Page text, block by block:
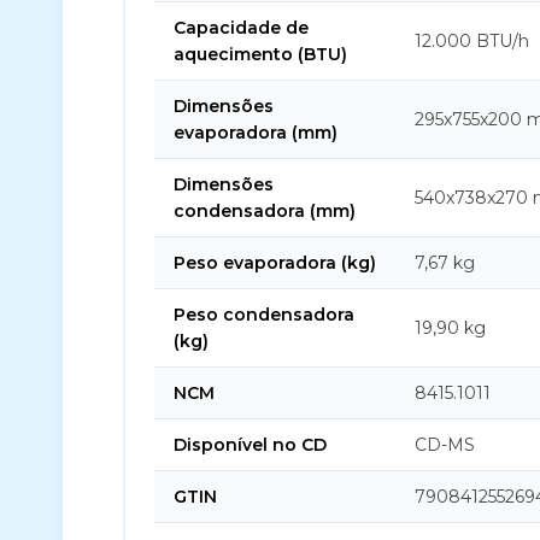
Capacidade de
aquecimento (BTU)
12.000 BTU/h
Dimensões
evaporadora (mm)
295x755x200
Dimensões
condensadora (mm)
540x738x270
Peso evaporadora (kg) 7,67 kg
Peso condensadora
(kg)
19,90 kg
NCM 8415.1011
Disponível no CD CD-MS
GTIN